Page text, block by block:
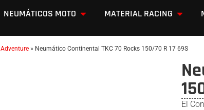
NEUMÁTICOS MOTO MATERIAL RACING
Adventure » Neumático Continental TKC 70 Rocks 150/70 R 17 69S
El